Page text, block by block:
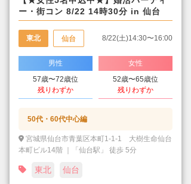
ー・街コン 8/22 14時30分 in 仙台
東北 仙台 8/22(土)14:30〜16:00
男性
57歳〜72歳位
残りわずか
女性
52歳〜65歳位
残りわずか
50代・60代中心編
宮城県仙台市青葉区本町1-1-1 大樹生命仙台
本町ビル14階 ｜「仙台駅」 徒歩 5分
東北 仙台